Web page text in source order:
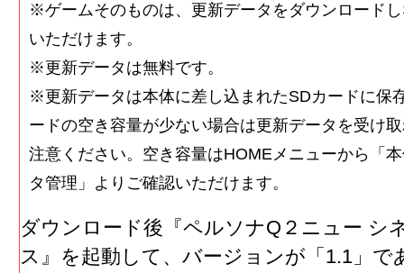
※ゲームそのものは、更新データをダウンロード
いただけます。
※更新データは無料です。
※更新データは本体に差し込まれたSDカードに保
ードの空き容量が少ない場合は更新データを受け
注意ください。空き容量はHOMEメニューから「
タ管理」よりご確認いただけます。
ダウンロード後『ペルソナQ２ニュー シ
ス』を起動して、バージョンが「1.1」で